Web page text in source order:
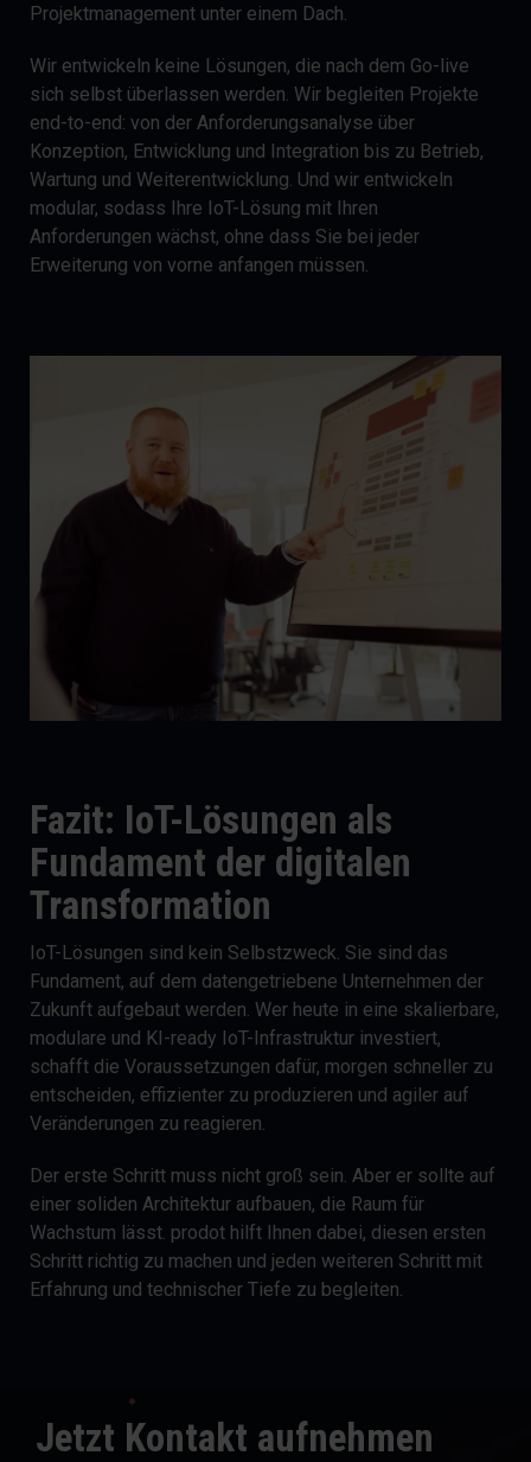
Projektmanagement unter einem Dach.
Wir entwickeln keine Lösungen, die nach dem Go-live
sich selbst überlassen werden. Wir begleiten Projekte
end-to-end: von der Anforderungsanalyse über
Konzeption, Entwicklung und Integration bis zu Betrieb,
Wartung und Weiterentwicklung. Und wir entwickeln
modular, sodass Ihre IoT-Lösung mit Ihren
Anforderungen wächst, ohne dass Sie bei jeder
Erweiterung von vorne anfangen müssen.
Fazit: IoT-Lösungen als
Fundament der digitalen
Transformation
IoT-Lösungen sind kein Selbstzweck. Sie sind das
Fundament, auf dem datengetriebene Unternehmen der
Zukunft aufgebaut werden. Wer heute in eine skalierbare,
modulare und KI-ready IoT-Infrastruktur investiert,
schafft die Voraussetzungen dafür, morgen schneller zu
entscheiden, effizienter zu produzieren und agiler auf
Veränderungen zu reagieren.
Der erste Schritt muss nicht groß sein. Aber er sollte auf
einer soliden Architektur aufbauen, die Raum für
Wachstum lässt. prodot hilft Ihnen dabei, diesen ersten
Schritt richtig zu machen und jeden weiteren Schritt mit
Erfahrung und technischer Tiefe zu begleiten.
Jetzt Kontakt aufnehmen